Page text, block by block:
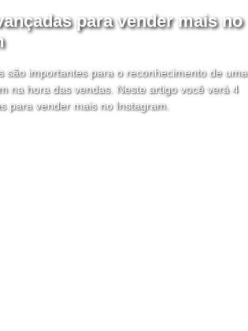
para vender mais no
são importantes para o reconhecimento de uma
na hora das vendas. Neste artigo você verá 4
para vender mais no Instagram.